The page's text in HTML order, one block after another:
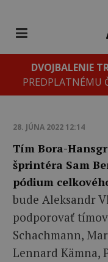
DVOJBALENIE
PREDPLATNÉMU
28. JÚNA 2022 12:14
Tím Bora-
šprintéra Sam
pódium
bude Aleksandr
podporovať
Schachmann,
Lennard Kämna,